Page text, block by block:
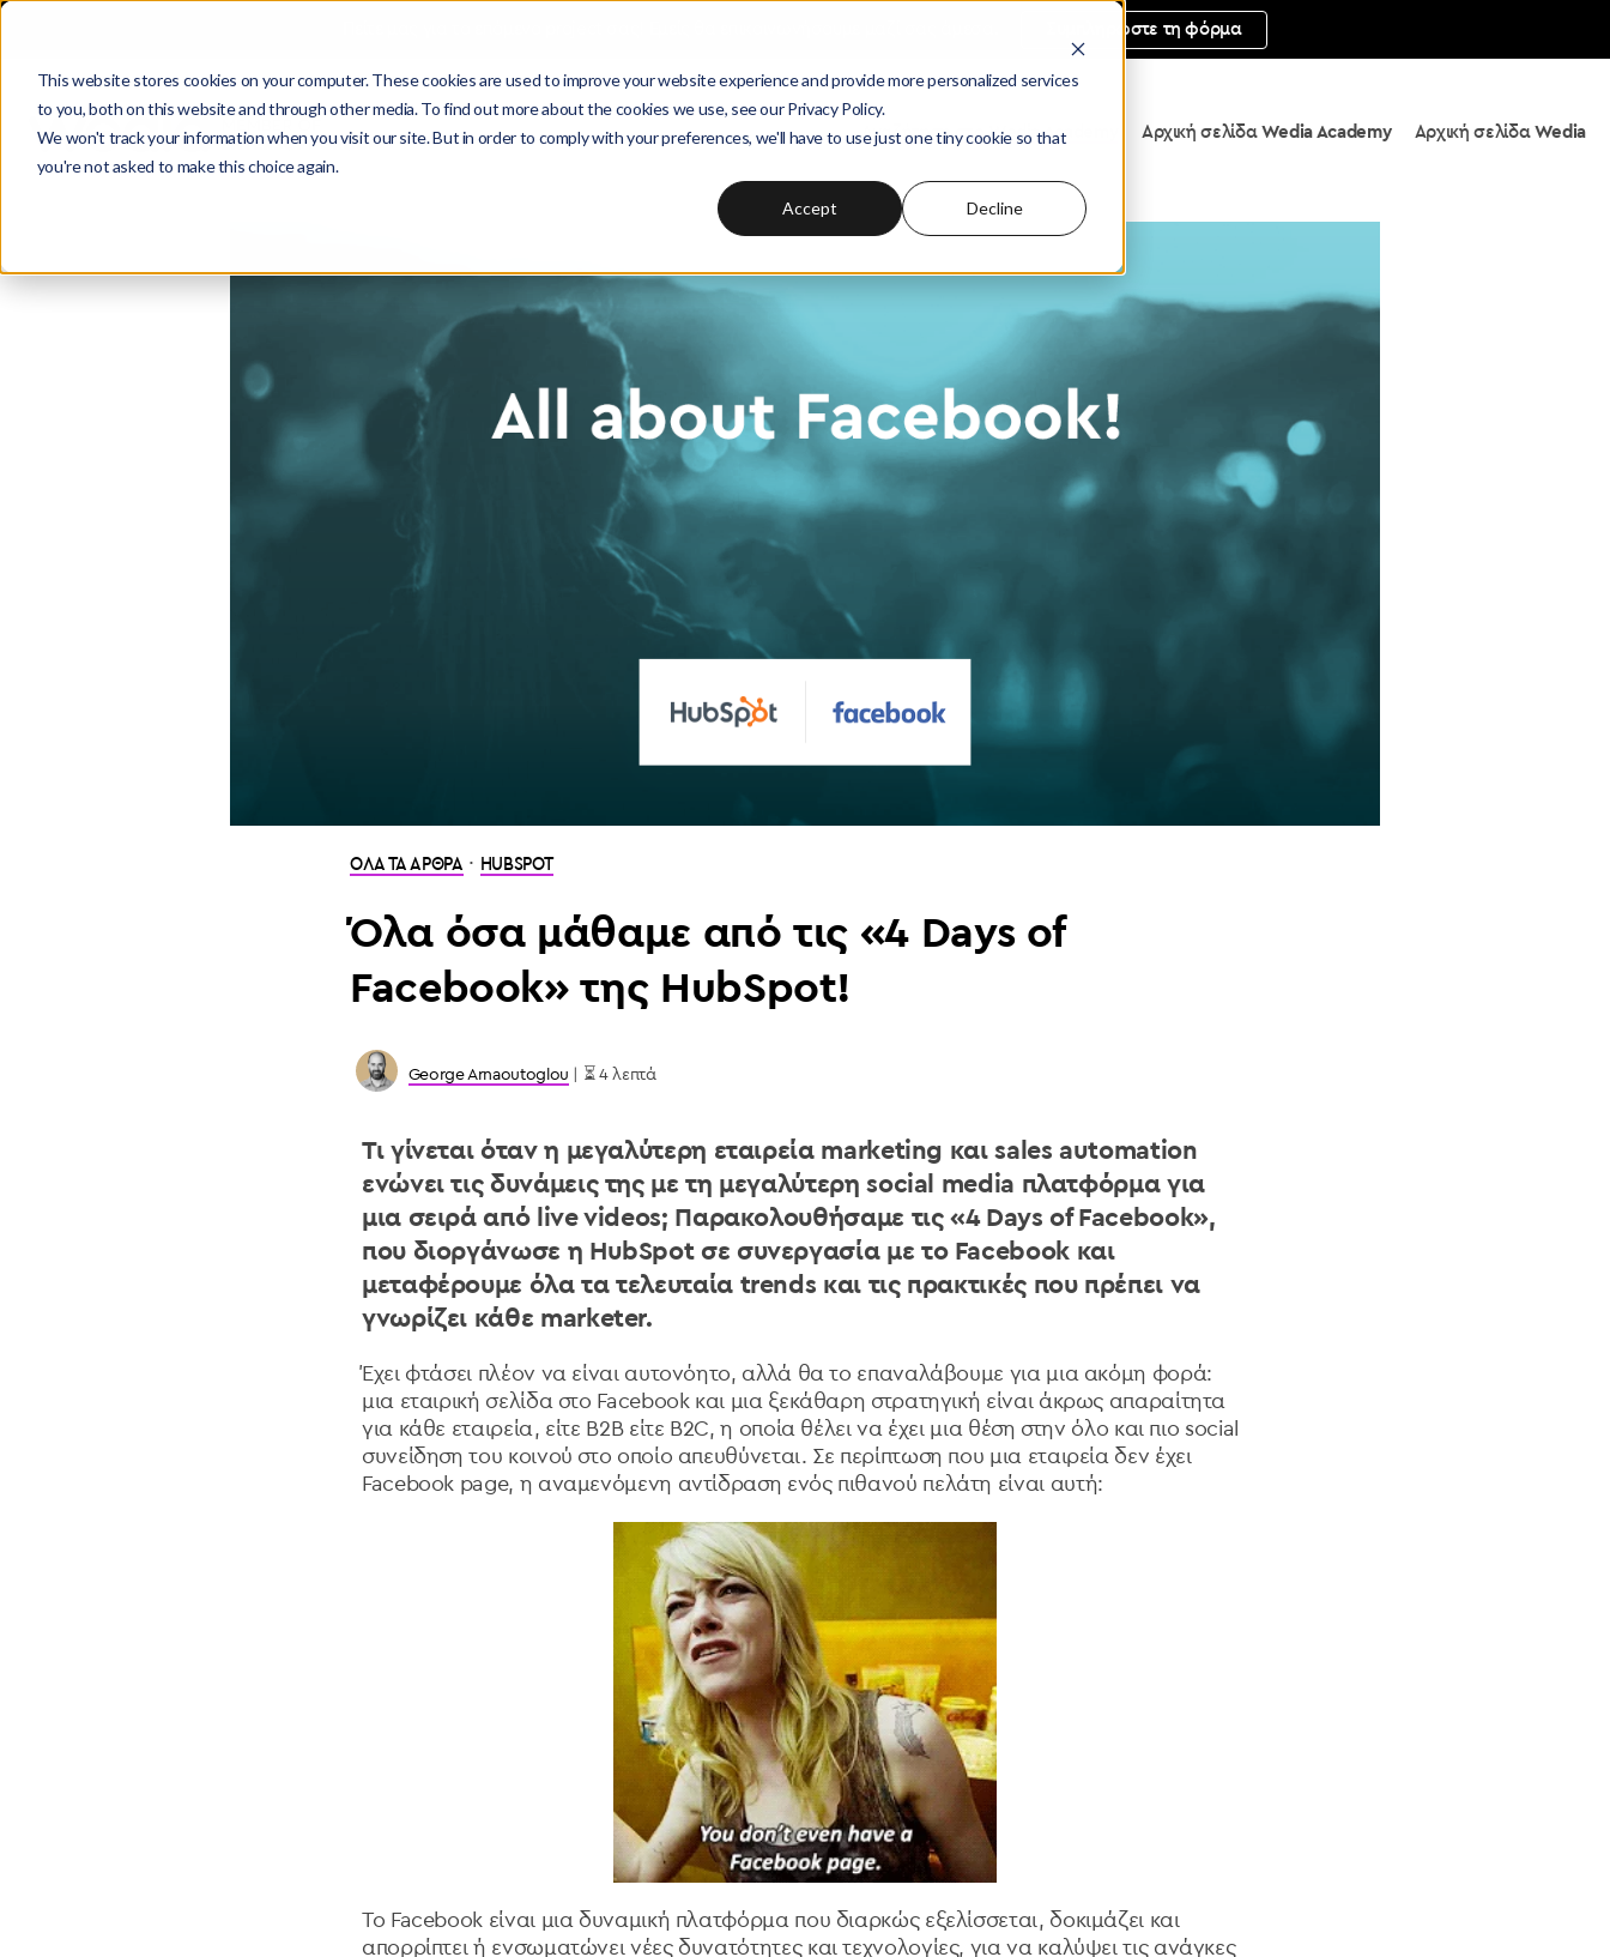
This website stores cookies on your computer. These cookies are used to improve your website experience and provide more personalized services
to you, both on this website and through other media. To find out more about the cookies we use, see our Privacy Policy.
We won't track your information when you visit our site. But in order to comply with your preferences, we'll have to use just one tiny cookie so that
you're not asked to make this choice again.
Accept Decline
Συμπληρώστε τη φόρμα
Αναζήτηση στοWedia Academy Αρχική σελίδα Wedia Academy Αρχική σελίδα Wedia
ΟΛΑ ΤΑ ΑΡΘΡΑ · HUBSPOT
Όλα όσα μάθαμε από τις «4 Days of
Facebook» της HubSpot!
George Arnaoutoglou | ⏳ 4 λεπτά
Τι γίνεται όταν η μεγαλύτερη εταιρεία marketing και sales automation
ενώνει τις δυνάμεις της με τη μεγαλύτερη social media πλατφόρμα για
μια σειρά από live videos; Παρακολουθήσαμε τις «4 Days of Facebook»,
που διοργάνωσε η HubSpot σε συνεργασία με το Facebook και
μεταφέρουμε όλα τα τελευταία trends και τις πρακτικές που πρέπει να
γνωρίζει κάθε marketer.
Έχει φτάσει πλέον να είναι αυτονόητο, αλλά θα το επαναλάβουμε για μια ακόμη φορά:
μια εταιρική σελίδα στο Facebook και μια ξεκάθαρη στρατηγική είναι άκρως απαραίτητα
για κάθε εταιρεία, είτε B2B είτε B2C, η οποία θέλει να έχει μια θέση στην όλο και πιο social
συνείδηση του κοινού στο οποίο απευθύνεται. Σε περίπτωση που μια εταιρεία δεν έχει
Facebook page, η αναμενόμενη αντίδραση ενός πιθανού πελάτη είναι αυτή:
Το Facebook είναι μια δυναμική πλατφόρμα που διαρκώς εξελίσσεται, δοκιμάζει και
απορρίπτει ή ενσωματώνει νέες δυνατότητες και τεχνολογίες, για να καλύψει τις ανάγκες